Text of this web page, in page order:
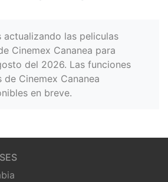
actualizando las peliculas
Cinemex Cananea para
del 2026. Las funciones
Cinemex Cananea
en breve.